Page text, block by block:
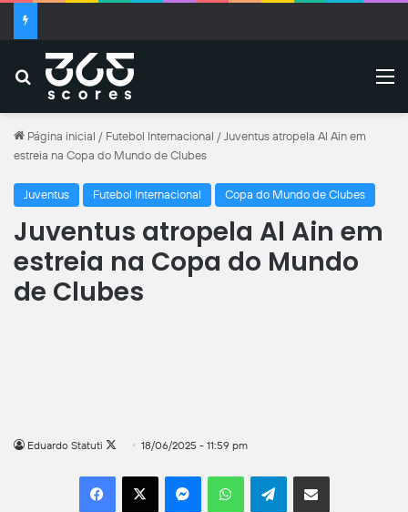
Buscar
Página inicial / Futebol Internacional / Juventus atropela Al Ain em
estreia na Copa do Mundo de Clubes
Juventus Futebol Internacional Copa do Mundo de Clubes
Juventus atropela Al Ain em
estreia na Copa do Mundo
de Clubes
Eduardo Statuti
Follow18/06/2025 - 11:59 pm
Facebook
X MessengerWhatsAppTelegramCompartilhar por e-mail